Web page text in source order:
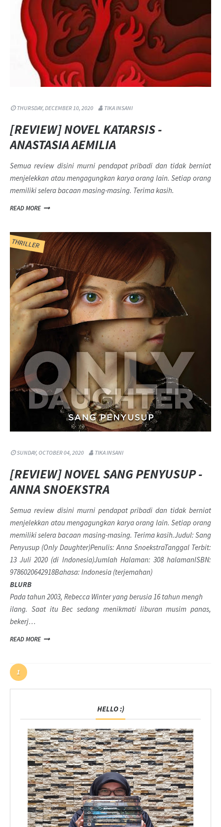
THURSDAY, DECEMBER 10, 2020 TIKA INSANI
[REVIEW] NOVEL KATARSIS -
ANASTASIA AEMILIA
Semua review disini murni pendapat pribadi dan tidak berniat
menjelekkan atau mengagungkan karya orang lain. Setiap orang
memiliki selera bacaan masing-masing. Terima kasih.
READ MORE
THRILLER
SUNDAY, OCTOBER 04, 2020 TIKA INSANI
[REVIEW] NOVEL SANG PENYUSUP -
ANNA SNOEKSTRA
Semua review disini murni pendapat pribadi dan tidak berniat
menjelekkan atau mengagungkan karya orang lain. Setiap orang
memiliki selera bacaan masing-masing. Terima kasih.Judul: Sang
Penyusup (Only Daughter)Penulis: Anna SnoekstraTanggal Terbit:
13 Juli 2020 (di Indonesia)Jumlah Halaman: 308 halamanISBN:
9786020642918Bahasa: Indonesia (terjemahan)
BLURB
Pada tahun 2003, Rebecca Winter yang berusia 16 tahun mengh
ilang. Saat itu Bec sedang menikmati liburan musim panas,
bekerj…
READ MORE
1
HELLO :)